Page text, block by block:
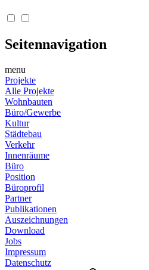
Seitennavigation
menu
Projekte
Alle Projekte
Wohnbauten
Büro/Gewerbe
Kultur
Städtebau
Verkehr
Innenräume
Büro
Position
Büroprofil
Partner
Publikationen
Auszeichnungen
Download
Jobs
Impressum
Datenschutz